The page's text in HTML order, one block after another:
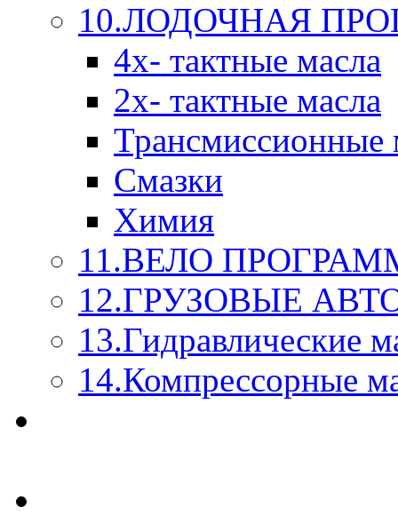
10.ЛОДОЧНАЯ
4х- тактные масла
2х- тактные масла
Трансмиссионные
Смазки
Химия
11.ВЕЛО
12.ГРУЗОВЫЕ
13.Гидравлические
14.Компрессорные